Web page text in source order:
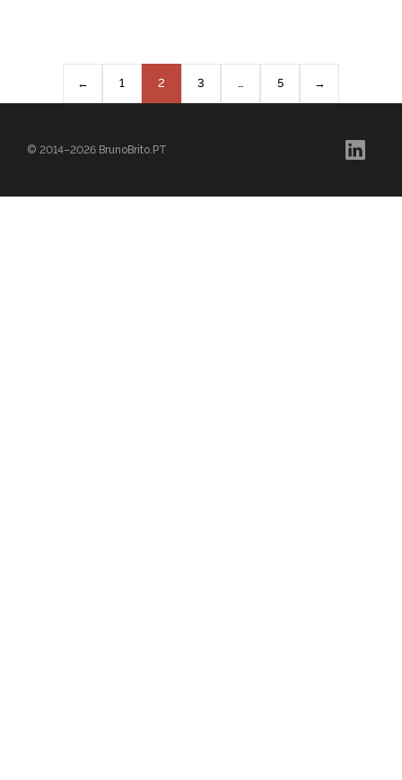
← Página
1 Página
2 Página
3 Página
5 →
© 2014–2026 BrunoBrito.PT